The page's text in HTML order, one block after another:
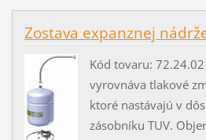
Zostava expanznej
Kód tovaru:
vyrovnáva tlakové
ktoré nastávajú v
zásobníku TUV.